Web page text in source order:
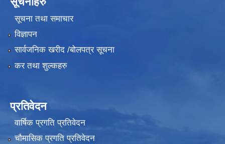
सूचना तथा समाचार
विज्ञापन
सार्वजनिक खरीद /बोलपत्र सूचना
कर तथा शुल्कहरु
प्रतिवेदन
वार्षिक प्रगति प्रतिवेदन
चौमासिक प्रगति प्रतिवेदन